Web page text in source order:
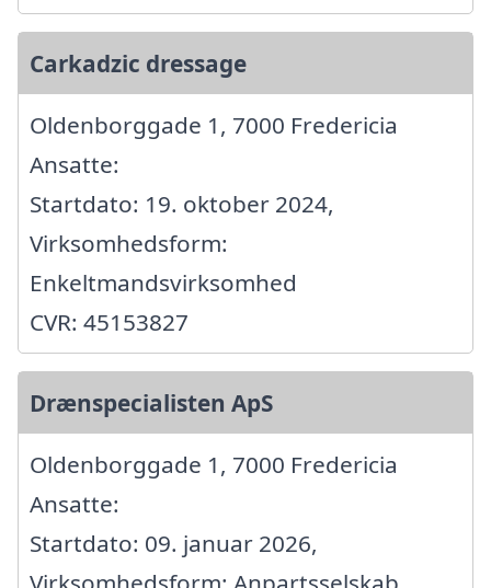
Carkadzic dressage
Oldenborggade 1, 7000 Fredericia
Ansatte:
Startdato: 19. oktober 2024,
Virksomhedsform:
Enkeltmandsvirksomhed
CVR: 45153827
Drænspecialisten ApS
Oldenborggade 1, 7000 Fredericia
Ansatte:
Startdato: 09. januar 2026,